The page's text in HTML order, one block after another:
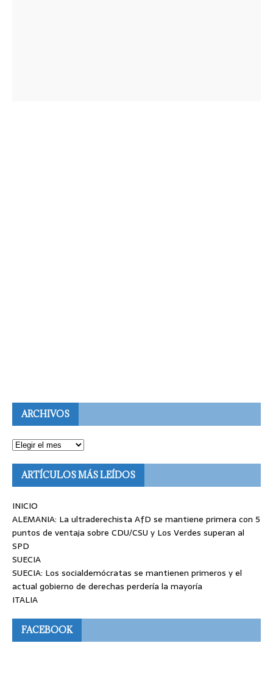
ARCHIVOS
ARTÍCULOS MÁS LEÍDOS
INICIO
ALEMANIA: La ultraderechista AfD se mantiene primera con 5
puntos de ventaja sobre CDU/CSU y Los Verdes superan al
SPD
SUECIA
SUECIA: Los socialdemócratas se mantienen primeros y el
actual gobierno de derechas perdería la mayoría
ITALIA
FACEBOOK